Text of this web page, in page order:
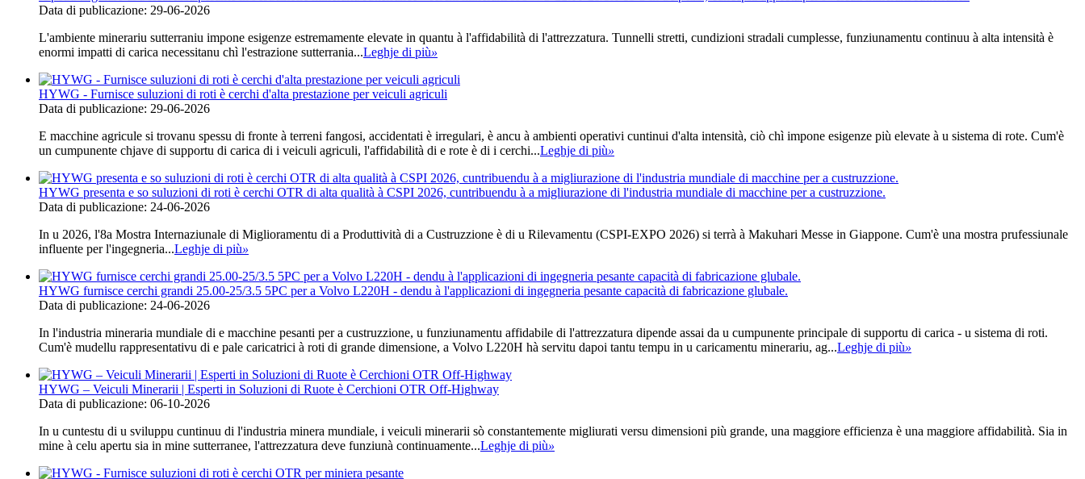
Data di publicazione: 29-06-2026
L'ambiente minerariu sutterraniu impone esigenze estremamente elevate in quantu à l'affidabilità di l'attrezzatura. Tunnelli stretti, cundizioni stradali cumplesse, funziunamentu continuu à alta intensità è
enormi impatti di carica necessitanu chì l'estrazione sutterrania...Leghje di più»
HYWG - Furnisce suluzioni di roti è cerchi d'alta prestazione per veiculi agriculi
Data di publicazione: 29-06-2026
E macchine agricule si trovanu spessu di fronte à terreni fangosi, accidentati è irregulari, è ancu à ambienti operativi cuntinui d'alta intensità, ciò chì impone esigenze più elevate à u sistema di rote. Cum'è
un cumpunente chjave di supportu di carica di i veiculi agriculi, l'affidabilità di e rote è di i cerchi...Leghje di più»
HYWG presenta e so suluzioni di roti è cerchi OTR di alta qualità à CSPI 2026, cuntribuendu à a migliurazione di l'industria mundiale di macchine per a custruzzione.
Data di publicazione: 24-06-2026
In u 2026, l'8a Mostra Internaziunale di Miglioramentu di a Produttività di a Custruzzione è di u Rilevamentu (CSPI-EXPO 2026) si terrà à Makuhari Messe in Giappone. Cum'è una mostra prufessiunale
influente per l'ingegneria...Leghje di più»
HYWG furnisce cerchi grandi 25.00-25/3.5 5PC per a Volvo L220H - dendu à l'applicazioni di ingegneria pesante capacità di fabricazione glubale.
Data di publicazione: 24-06-2026
In l'industria mineraria mundiale di e macchine pesanti per a custruzzione, u funziunamentu affidabile di l'attrezzatura dipende assai da u cumpunente principale di supportu di carica - u sistema di roti.
Cum'è mudellu rappresentativu di e pale caricatrici à roti di grande dimensione, a Volvo L220H hà servitu dapoi tantu tempu in u caricamentu minerariu, ag...Leghje di più»
HYWG – Veiculi Minerarii | Esperti in Soluzioni di Ruote è Cerchioni OTR Off-Highway
Data di publicazione: 06-10-2026
In u cuntestu di u sviluppu cuntinuu di l'industria minera mundiale, i veiculi minerarii sò constantemente migliurati versu dimensioni più grande, una maggiore efficienza è una maggiore affidabilità. Sia in
mine à celu apertu sia in mine sutterranee, l'attrezzatura deve funziunà continuamente...Leghje di più»